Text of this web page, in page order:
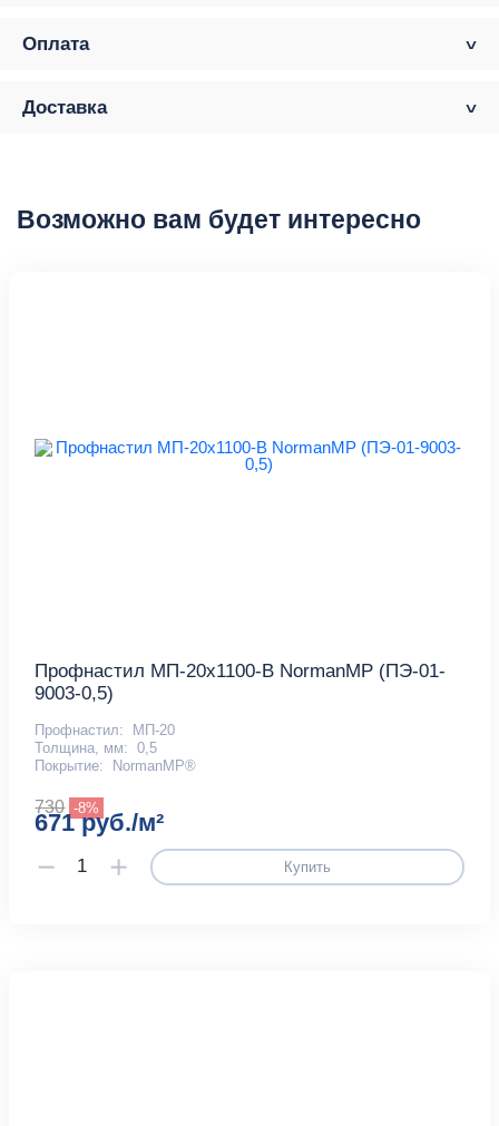
Оплата
Доставка
Возможно вам будет интересно
Профнастил МП-20x1100-B NormanMP (ПЭ-01-
9003-0,5)
Профнастил:
МП-20
Толщина, мм: 0,5
Покрытие:
NormanMP®
730 -8%
671 руб./м²
Купить